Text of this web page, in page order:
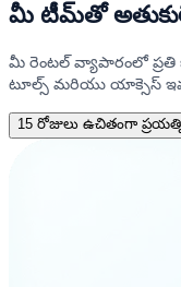
మీ టీమ్‌తో
మీ రెంటల్ వ్యాపారంలో ప్రతి
టూల్స్ మరియు యాక్సెస్
15 రోజులు ఉచితంగా